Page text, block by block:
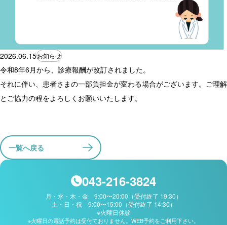
2026.06.15お知らせ
令和8年6月から、診療報酬が改訂されました。
それに伴い、患者さまの一部負担金が変わる場合がございます。ご理解
とご協力の程をよろしくお願いいたします。
一覧へ戻る
043-216-3824
月・水・木・金 9:00〜20:00（受付終了 19:30）
土・日・祝 9:00〜15:00（受付終了 14:30）
※火曜日休診
※火曜日の電話予約は受付ておりません。WEB予約をご利用下さい。